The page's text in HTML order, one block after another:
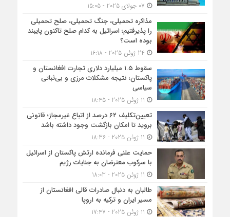
مذاکره تحمیلی، جنگ تحمیلی، صلح تحمیلی
را پذیرفتیم؛ اسرائیل به کدام صلح تاکنون پایبند
بوده است؟
سقوط ۱.۵ میلیارد دلاری تجارت افغانستان و
پاکستان؛ نتیجه مشکلات مرزی و بی‌ثباتی
سیاسی
تعیین‌تکلیف ۶۲ درصد از اتباع غیرمجاز؛ قانونی
بروید تا امکان بازگشت وجود داشته باشد
حمایت علنی فرمانده ارتش پاکستان از اسرائیل
با سرکوب معترضان به جنایات رژیم
طالبان به دنبال صادرات قالی افغانستان از
مسیر ایران و ترکیه به اروپا